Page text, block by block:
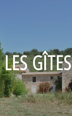
LES GÎTES